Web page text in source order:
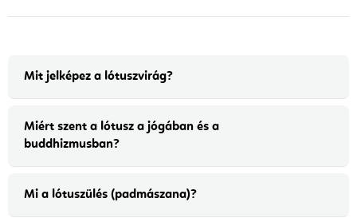
Mit jelképez a lótuszvirág?
Miért szent a lótusz a jógában és a
buddhizmusban?
Mi a lótuszülés (padmászana)?